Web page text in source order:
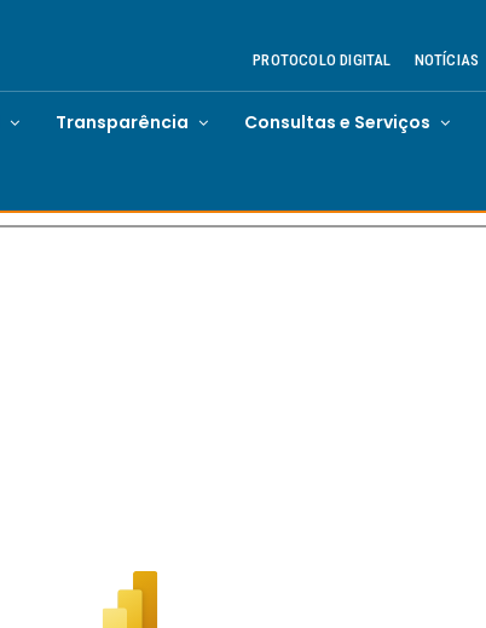
PROTOCOLO DIGITAL NOTÍCIAS
Transparência Consultas e Serviços